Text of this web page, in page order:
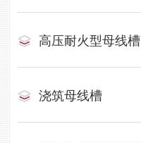
高压耐火型母线槽
浇筑母线槽